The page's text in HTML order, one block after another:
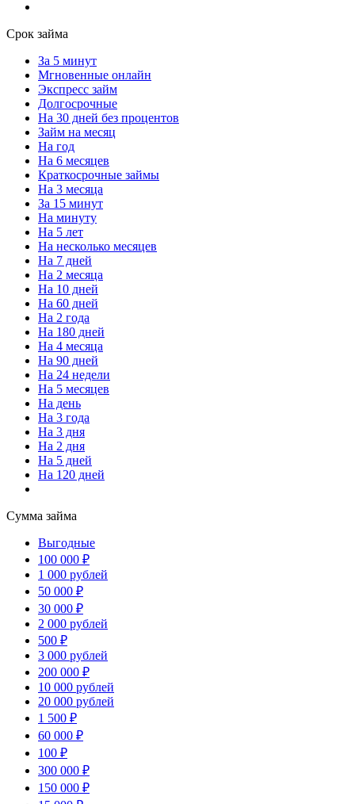
Срок займа
За 5 минут
Мгновенные онлайн
Экспресс займ
Долгосрочные
На 30 дней без процентов
Займ на месяц
На год
На 6 месяцев
Краткосрочные займы
На 3 месяца
За 15 минут
На минуту
На 5 лет
На несколько месяцев
На 7 дней
На 2 месяца
На 10 дней
На 60 дней
На 2 года
На 180 дней
На 4 месяца
На 90 дней
На 24 недели
На 5 месяцев
На день
На 3 года
На 3 дня
На 2 дня
На 5 дней
На 120 дней
Сумма займа
Выгодные
100 000 ₽
1 000 рублей
50 000 ₽
30 000 ₽
2 000 рублей
500 ₽
3 000 рублей
200 000 ₽
10 000 рублей
20 000 рублей
1 500 ₽
60 000 ₽
100 ₽
300 000 ₽
150 000 ₽